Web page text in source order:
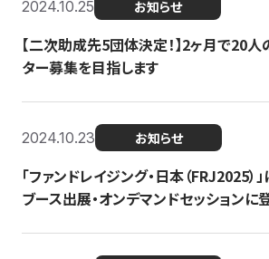
2024.10.25 お知らせ
【二次助成先5団体決定！】2ヶ月で20
ター募集を目指します
2024.10.23 お知らせ
「ファンドレイジング・日本（FRJ2025）
ブース出展・オンデマンドセッションに